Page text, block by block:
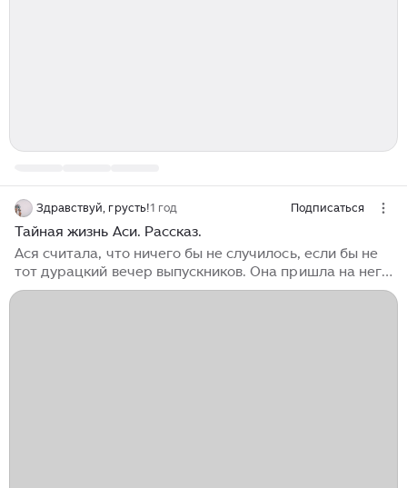
Здравствуй, грусть!1 год Подписаться
Тайная жизнь Аси. Рассказ.
Ася считала, что ничего бы не случилось, если бы не
тот дурацкий вечер выпускников. Она пришла на него
с огромным животом в платье-разлетайке, и до того